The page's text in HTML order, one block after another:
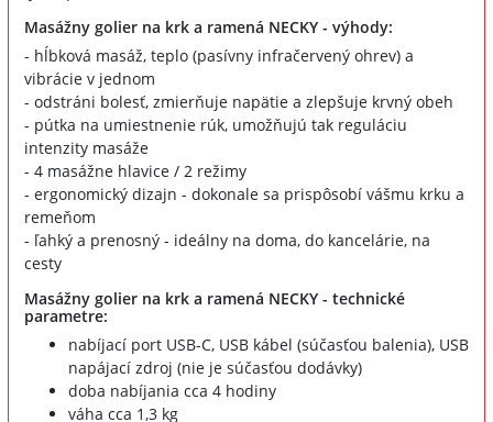
Masážny golier na krk a ramená NECKY - výhody:
- hĺbková masáž, teplo (pasívny infračervený ohrev) a
vibrácie v jednom
- odstráni bolesť, zmierňuje napätie a zlepšuje krvný obeh
- pútka na umiestnenie rúk, umožňujú tak reguláciu
intenzity masáže
- 4 masážne hlavice / 2 režimy
- ergonomický dizajn - dokonale sa prispôsobí vášmu krku a
remeňom
- ľahký a prenosný - ideálny na doma, do kancelárie, na
cesty
Masážny golier na krk a ramená NECKY - technické
parametre:
nabíjací port USB-C, USB kábel (súčasťou balenia), USB
napájací zdroj (nie je súčasťou dodávky)
doba nabíjania cca 4 hodiny
váha cca 1,3 kg